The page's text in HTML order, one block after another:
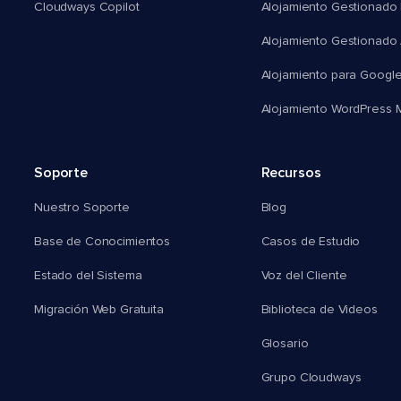
Cloudways Copilot Alojamiento Gestionado
Alojamiento Gestionado
Alojamiento para
Alojamiento WordPress
Soporte
Nuestro Soporte
Base de Conocimientos
Estado del Sistema
Migración Web Gratuita
Recursos
Blog
Casos de Estudio
Voz del Cliente
Biblioteca de Videos
Glosario
Grupo Cloudways